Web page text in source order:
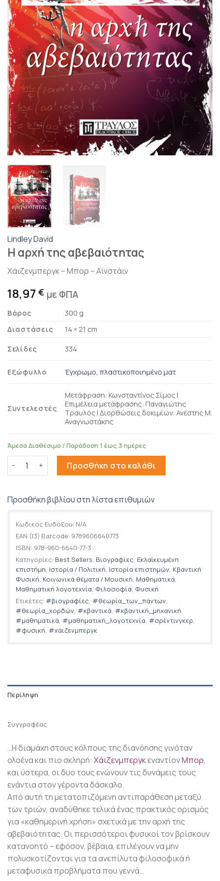
Lindley David
Η αρχή της αβεβαιότητας
Χάιζενμπεργκ – Μπορ – Αϊνστάιν
18,97 € με ΦΠΑ
Βάρος
300 g
Διαστάσεις
14 × 21 cm
Σελίδες 334
Εξώφυλλο Έγχρωμο, πλαστικοποιημένο ματ
Συντελεστές
Μετάφραση: Κωνσταντίνος Σίμος |
Επιμέλεια μετάφρασης: Παναγιώτης
Τραυλός | Διορθώσεις δοκιμίων: Ανέστης Μ.
Αναγνωστάκης
Άμεσα Διαθέσιμο / Παράδοση 1 έως 3 ημέρες
Η αρχή της αβεβαιότητας ποσότητα
Προσθήκη στο καλάθι
Προσθήκη βιβλίου στη λίστα επιθυμιών
Κωδικός Ευδόξου: N/A
EAN (13) Barcode: 9789606640773
ISBN: 978-960-6640-77-3
Κατηγορίες: Best Sellers Βιογραφίες Εκλαϊκευμένη
επιστήμη Ιστορία / Πολιτική Ιστορία επιστημών Κβαντική
Φυσική Κοινωνικά θέματα / Μουσική Μαθηματικά
Μαθηματική λογοτεχνία Φιλοσοφία Φυσική
Ετικέτες: #βιογραφίες #θεωρία_των_πάντων
#θεωρία_χορδών #κβαντικά #κβαντική_μηχανική
#μαθηματικά #μαθηματική_λογοτεχνία #σρέντινγκερ
#φυσική #χάιζενμπεργκ
Περίληψη
Συγγραφέας
…Η διαμάχη στους κόλπους της διανόησης γινόταν
ολοένα και πιο σκληρή: ΧάιζενμπεργκεναντίονΜπορ,
και ύστερα, οι δυο τους ενώνουν τις δυνάμεις τους
ενάντια στον γέροντα δάσκαλο.
Από αυτή τη μετατοπιζόμενη αντιπαράθεση μεταξύ
των τριών, αναδύθηκε τελικά ένας πρακτικός ορισμός
για «καθημερινή χρήση» σχετικά με την αρχή της
αβεβαιότητας. Οι περισσότεροι φυσικοί τον βρίσκουν
κατανοητό – εφόσον, βέβαια, επιλέγουν να μην
πολυσκοτίζονται για τα ανεπίλυτα φιλοσοφικά ή
μεταφυσικά προβλήματα που γεννά…